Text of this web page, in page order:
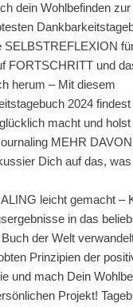
dein Wohlbefinden
SELBSTREFLEXION
FORTSCHRITT und
herum – Mit diesem
2024 findest
macht und
MEHR
Dich auf das,
leicht gemacht –
in das
der Welt
Prinzipien der
und mach Dein
Projekt!